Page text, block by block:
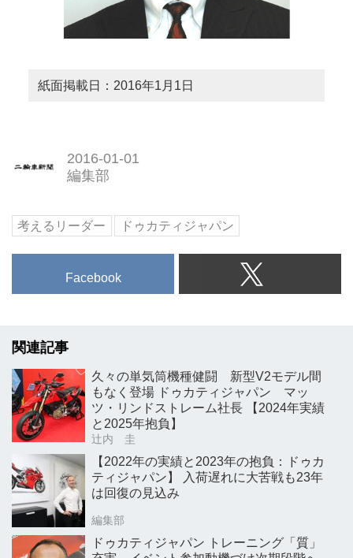
紙面掲載日：2016年1月1日
2016-01-01
編集部
考えるリーダー ドゥカティジャパン
Facebook
関連記事
久々の単気筒機種健闘 新型V2モデル間
もなく登場 ドゥカティジャパン マッ
ツ・リンドストレーム社長 【2024年実績
と2025年抱負】
辻内 圭
【2022年の実績と2023年の抱負：ドゥカ
ティジャパン】 入荷遅れに大苦戦も23年
は回復の見込み
編集部
ドゥカティジャパン トレーニング「質」